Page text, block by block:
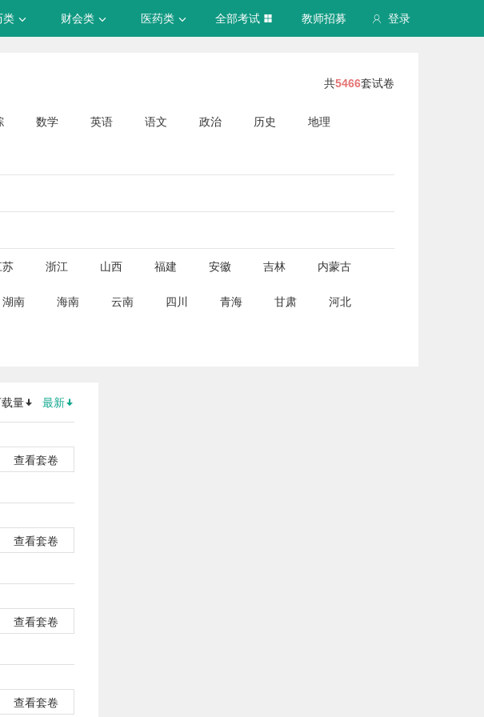
登录
类 财会类 医药类 全部考试 教师招募
共5466套试卷
数学 英语 语文 政治 历史 地理
苏 浙江 山西 福建 安徽 吉林 内蒙古
湖南 海南 云南 四川 青海 甘肃 河北
量 最新
查看套卷
查看套卷
查看套卷
查看套卷